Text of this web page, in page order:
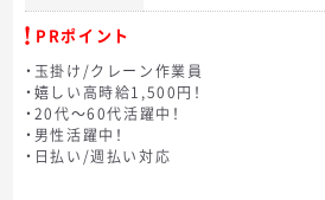
PRポイント
・玉掛け/クレーン作業員
・嬉しい高時給1,500円！
・20代～60代活躍中！
・男性活躍中！
・日払い/週払い対応